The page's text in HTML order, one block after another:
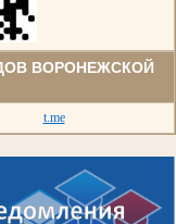
ВОРОНЕЖСКОЙ
t.me